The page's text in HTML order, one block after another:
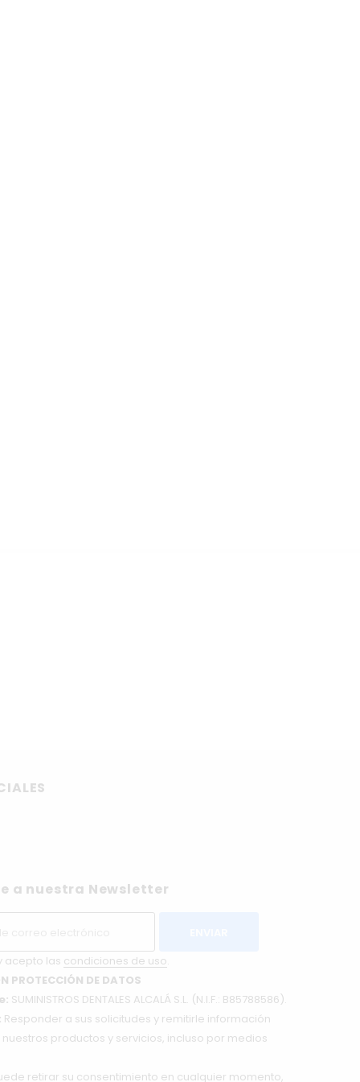
a nuestra Newsletter
acepto las condiciones de uso.
PROTECCIÓN DE DATOS
SUMINISTROS DENTALES ALCALÁ S.L. (N.I.F.: B85788586).
Responder a sus solicitudes y remitirle información
productos y servicios, incluso por medios
retirar su consentimiento en cualquier momento,